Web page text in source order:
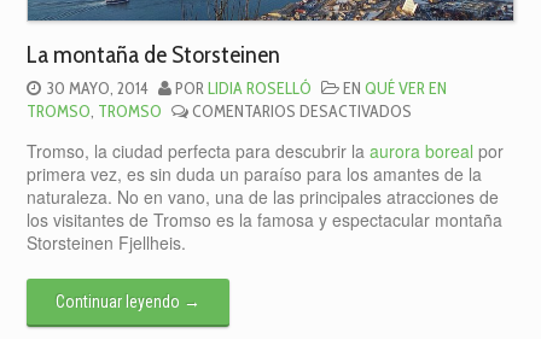
La montaña de Storsteinen
30 MAYO, 2014 PORLIDIA ROSELLÓ ENQUÉ VER EN
TROMSO, TROMSO COMENTARIOS DESACTIVADOS
MONTAÑA
DE
STORSTEINEN
Tromso, la ciudad perfecta para descubrir laaurora boreal por
primera vez, es sin duda un paraíso para los amantes de la
naturaleza. No en vano, una de las principales atracciones de
los visitantes de Tromso es la famosa y espectacular montaña
Storsteinen Fjellheis.
Continuar leyendo →